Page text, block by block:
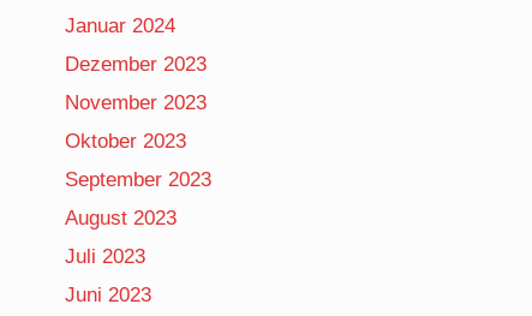
Januar 2024
Dezember 2023
November 2023
Oktober 2023
September 2023
August 2023
Juli 2023
Juni 2023